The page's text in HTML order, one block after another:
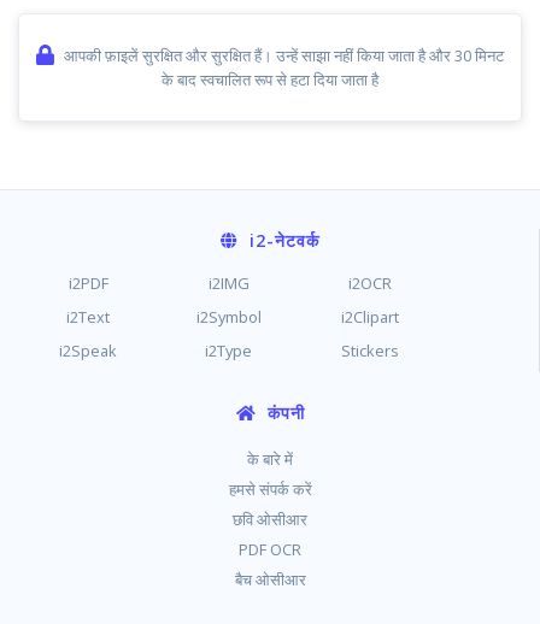
आपकी फ़ाइलें सुरक्षित और सुरक्षित हैं। उन्हें साझा नहीं किया जाता है और 30 मिनट
के बाद स्वचालित रूप से हटा दिया जाता है
i2-नेटवर्क
i2PDF i2IMG
i2OCR
i2Text
i2Symbol
i2Clipart
i2Speak
i2Type Stickers
कंपनी
के बारे में
हमसे संपर्क करें
छवि ओसीआर
PDF OCR
बैच ओसीआर